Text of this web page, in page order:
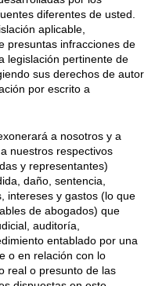
diferentes de usted.
aplicable,
presuntas infracciones de
legislación pertinente de
sus derechos de autor
por escrito a
a nosotros y a
nuestros respectivos
y representantes)
daño, sentencia,
intereses y gastos (lo que
de abogados) que
auditoría,
entablado por una
o en relación con lo
real o presunto de las